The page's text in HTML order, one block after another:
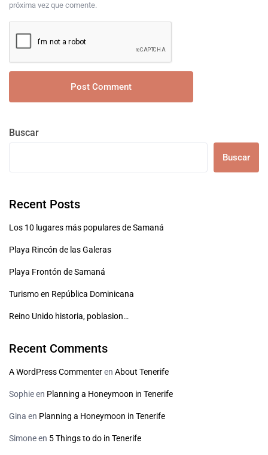
próxima vez que comente.
Buscar
Buscar
Recent Posts
Los 10 lugares más populares de Samaná
Playa Rincón de las Galeras
Playa Frontón de Samaná
Turismo en República Dominicana
Reino Unido historia, poblasion…
Recent Comments
A WordPress CommenterenAbout Tenerife
Sophieen Planning a Honeymoon in Tenerife
Gina en Planning a Honeymoon in Tenerife
Simoneen 5 Things to do in Tenerife